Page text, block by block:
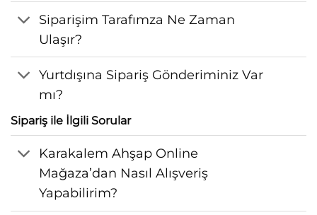
Siparişim Tarafımza Ne Zaman
Ulaşır?
Yurtdışına Sipariş Gönderiminiz Var
mı?
Sipariş ile İlgili Sorular
Karakalem Ahşap Online
Mağaza’dan Nasıl Alışveriş
Yapabilirim?